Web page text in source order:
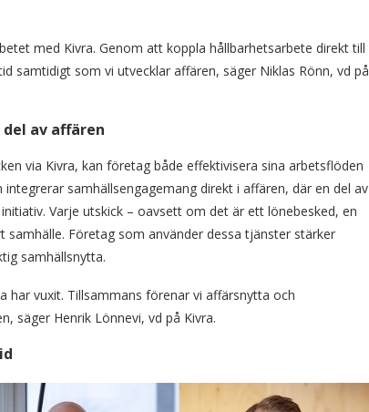
med Kivra. Genom att koppla hållbarhetsarbete direkt till
samtidigt som vi utvecklar affären, säger Niklas Rönn, vd på
av affären
via Kivra, kan företag både effektivisera sina arbetsflöden
samhällsengagemang direkt i affären, där en del av
Varje utskick – oavsett om det är ett lönebesked, en
Företag som använder dessa tjänster stärker
samhällsnytta.
har vuxit. Tillsammans förenar vi affärsnytta och
säger Henrik Lönnevi, vd på Kivra.